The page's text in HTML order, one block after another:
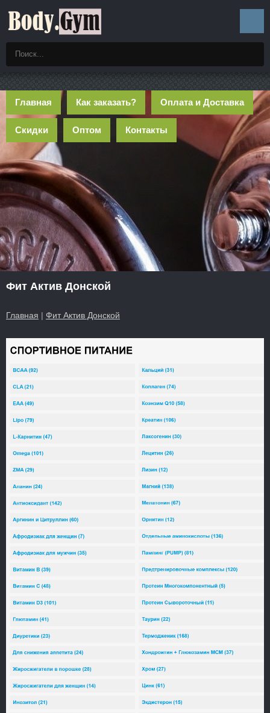
Главная Как заказать? Оплата и Доставка
Скидки Оптом Контакты
Фит Актив Донской
Главная | Фит Актив Донской